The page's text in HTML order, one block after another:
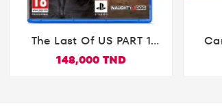

The Last Of US PART 1
PS5
148,000 TND